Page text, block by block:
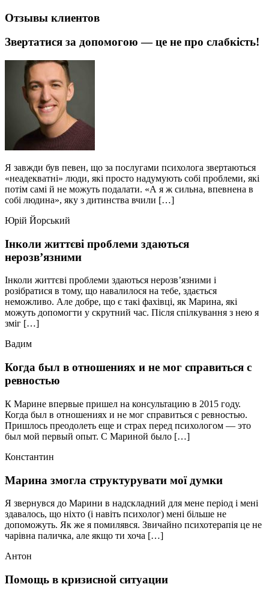
Отзывы клиентов
Звертатися за допомогою — це не про слабкість!
Я завжди був певен, що за послугами психолога звертаються
«неадекватні» люди, які просто надумують собі проблеми, які
потім самі й не можуть подалати. «А я ж сильна, впевнена в
собі людина», яку з дитинства вчили […]
Юрій Йорський
Інколи життєві проблеми здаються
нерозв’язними
Інколи життєві проблеми здаються нерозв’язними і
розібратися в тому, що навалилося на тебе, здається
неможливо. Але добре, що є такі фахівці, як Марина, які
можуть допомогти у скрутний час. Після спілкування з нею я
зміг […]
Вадим
Когда был в отношениях и не мог справиться с
ревностью
К Марине впервые пришел на консультацию в 2015 году.
Когда был в отношениях и не мог справиться с ревностью.
Пришлось преодолеть еще и страх перед психологом — это
был мой первый опыт. С Мариной было […]
Константин
Марина змогла структурувати мої думки
Я звернувся до Марини в надскладний для мене період і мені
здавалось, що ніхто (і навіть психолог) мені більше не
допоможуть. Як же я помилявся. Звичайно психотерапія це не
чарівна паличка, але якщо ти хоча […]
Антон
Помощь в кризисной ситуации